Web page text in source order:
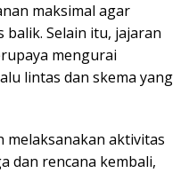
maksimal agar
balik. Selain itu, jajaran
mengurai
lintas dan skema yang
melaksanakan aktivitas
dan rencana kembali,